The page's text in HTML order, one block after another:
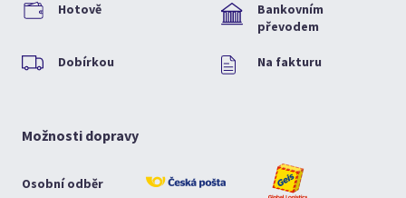
Hotově
Bankovním
převodem
Dobírkou Na fakturu
Možnosti dopravy
Osobní odběr